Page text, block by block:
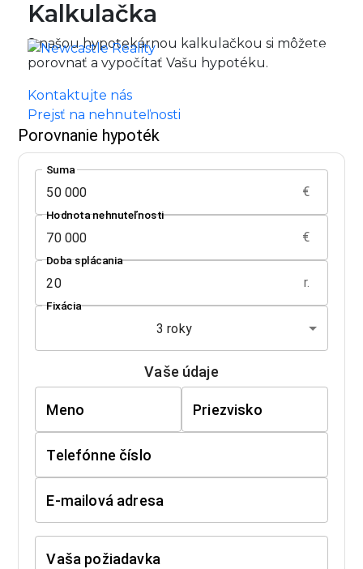
Kalkulačka
S našou hypotekárnou kalkulačkou si môžete
porovnať a vypočítať Vašu hypotéku.
Kontaktujte nás
Prejsť na nehnuteľnosti